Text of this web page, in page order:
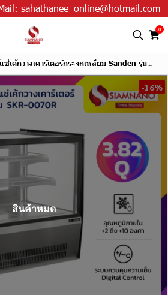
sahathanee_online@hotmail.com
0
ค้กวางเคาร์เตอร์กระจกเหลี่ยม Sanden รุ่น SKR-0070R ขนาด 3.82Q มี 2 ชั้นวาง สีดำ
-16%
สินค้าหมด